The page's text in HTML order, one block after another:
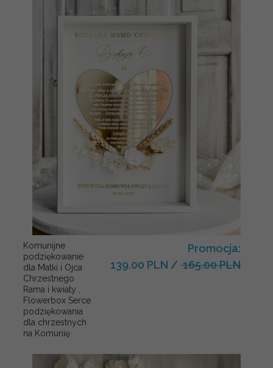
Komunijne
podziękowanie
dla Matki i Ojca
Chrzestnego
Rama i kwiaty ,
Flowerbox Serce
podziękowania
dla chrzestnych
na Komunię
Promocja:
139.00 PLN / 165.00 PLN